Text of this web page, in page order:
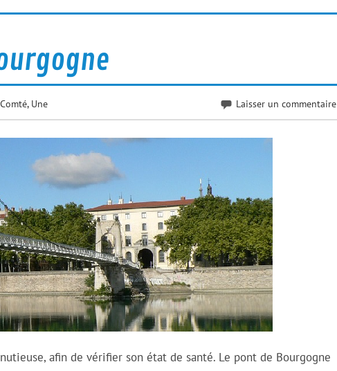
, Une Laisser un commentaire
afin de vérifier son état de santé. Le pont de Bourgogne